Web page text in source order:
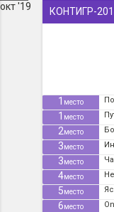
окт '19 КОНТИГР-
1 место
1 место
2место
3место
3место
4место
5место
6место